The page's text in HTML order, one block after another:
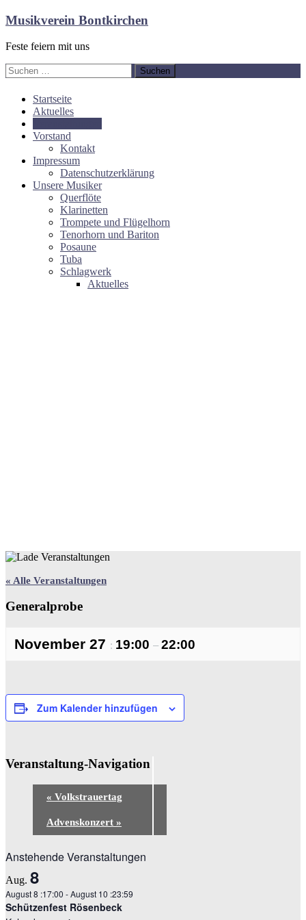
Zum
springen
Musikverein Bontkirchen
Feste feiern mit uns
Suchen
nach:
Startseite
Aktuelles
Vorstand
Kontakt
Impressum
Datenschutzerklärung
Unsere Musiker
Querflöte
Klarinetten
Trompete und Flügelhorn
Tenorhorn und Bariton
Posaune
Tuba
Schlagwerk
Aktuelles
« Alle Veranstaltungen
Generalprobe
November 27 : 19:00 – 22:00
Zum Kalender hinzufügen
Veranstaltung-Navigation
« Volkstrauertag
Advenskonzert »
Anstehende Veranstaltungen
Aug. 8
August 8 :17:00 -August 10 :23:59
Schützenfest Rösenbeck